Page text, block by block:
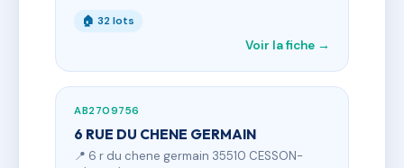
🏠 32 lots
Voir la fiche →
AB2709756
6 RUE DU CHENE GERMAIN
📍 6 r du chene germain 35510 CESSON-